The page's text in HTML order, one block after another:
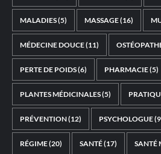
MALADIES(5) MASSAGE(16)
MÉDECINE DOUCE(11)
PERTE DE POIDS(6) PHARMACIE(5)
PLANTES MÉDICINALES(5)
PRÉVENTION(12) PSYCHOLOGUE
RÉGIME(20) SANTÉ(17) SANTÉ